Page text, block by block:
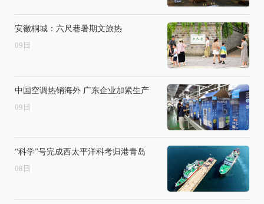
安徽桐城：六尺巷暑期文旅热
09 日
中国空调热销海外 广东企业加紧生产
09 日
“科学”号完成西太平洋科考归港青岛
08 日